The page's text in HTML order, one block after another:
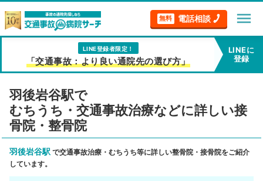
無料 電話相談 menu
LINE登録者限定！
「交通事故：より良い通院先の選び方」
LINEに
登録
羽後岩谷駅で
むちうち・交通事故治療などに詳しい接
骨院・整骨院
羽後岩谷駅 で交通事故治療・むちうち等に詳しい整骨院・接骨院をご紹介
しています。